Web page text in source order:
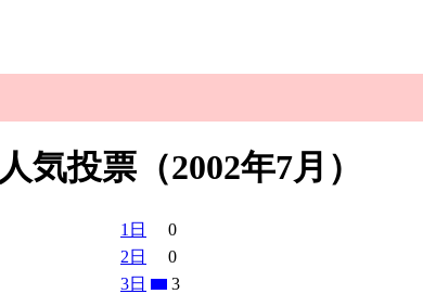
人気投票（2002年7月）
1日
0
2日
0
3日
3